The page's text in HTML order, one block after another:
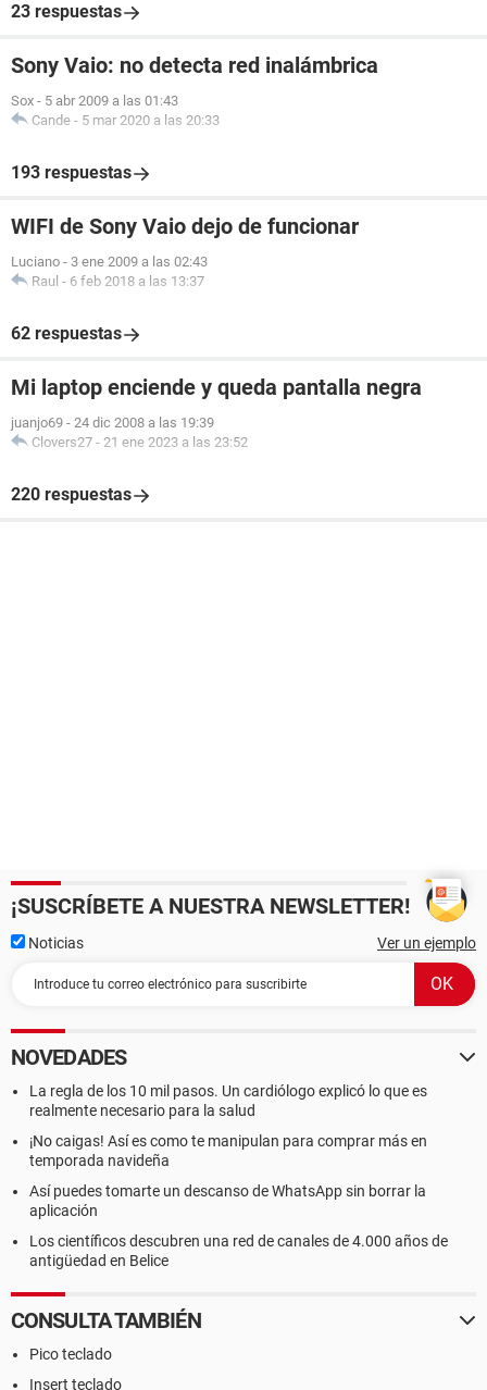
23 respuestas
Sony Vaio: no detecta red inalámbrica
Sox - 5 abr 2009 a las 01:43
Cande - 5 mar 2020 a las 20:33
193 respuestas
WIFI de Sony Vaio dejo de funcionar
Luciano - 3 ene 2009 a las 02:43
Raul - 6 feb 2018 a las 13:37
62 respuestas
Mi laptop enciende y queda pantalla negra
juanjo69 - 24 dic 2008 a las 19:39
Clovers27 - 21 ene 2023 a las 23:52
220 respuestas
¡SUSCRÍBETE A NUESTRA NEWSLETTER!
Noticias Ver un ejemplo
NOVEDADES
La regla de los 10 mil pasos. Un cardiólogo explicó lo que es
realmente necesario para la salud
¡No caigas! Así es como te manipulan para comprar más en
temporada navideña
Así puedes tomarte un descanso de WhatsApp sin borrar la
aplicación
Los científicos descubren una red de canales de 4.000 años de
antigüedad en Belice
CONSULTA TAMBIÉN
Pico teclado
Insert teclado